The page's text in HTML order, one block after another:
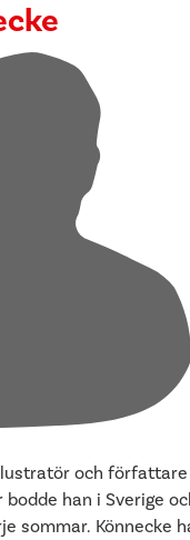
och
han i Sverige
sommar. Könnecke